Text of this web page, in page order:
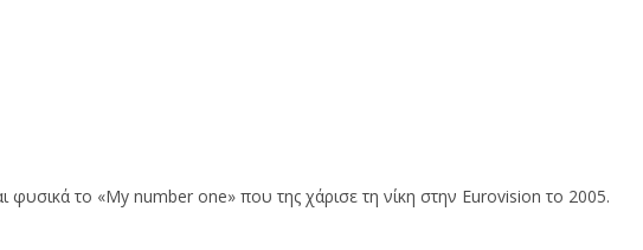
το «My number one» που της χάρισε τη νίκη στην Eurovision το 2005.